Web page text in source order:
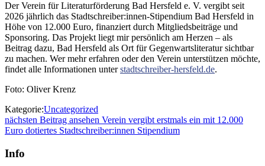
Der Verein für Literaturförderung Bad Hersfeld e. V. vergibt seit
2026 jährlich das Stadtschreiber:innen-Stipendium Bad Hersfeld in
Höhe von 12.000 Euro, finanziert durch Mitgliedsbeiträge und
Sponsoring. Das Projekt liegt mir persönlich am Herzen – als
Beitrag dazu, Bad Hersfeld als Ort für Gegenwartsliteratur sichtbar
zu machen. Wer mehr erfahren oder den Verein unterstützen möchte,
findet alle Informationen unterstadtschreiber-hersfeld.de.
Foto: Oliver Krenz
Kategorie:Uncategorized
Beitragsnavigation
nächsten Beitrag ansehen nächster
Beitrag:
Verein vergibt erstmals ein mit 12.000
Euro dotiertes Stadtschreiber:innen Stipendium
Info